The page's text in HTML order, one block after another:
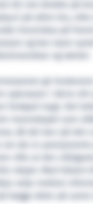
bruvindua på
og kan styre
gir
fartøyet trygt. Det
mannskapet som
då dei kan sjå den
om dei er posisjonerte
ofte at den
skipet. Med Ulstein
velje mellom
begge deler på same